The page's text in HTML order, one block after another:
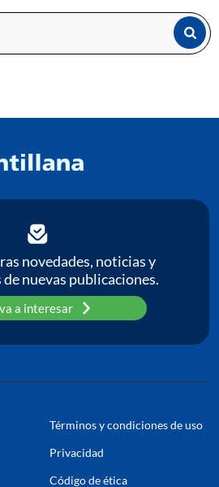
novedades, noticias y
nuevas publicaciones.
a interesar
Términos y condiciones de uso
Privacidad
Código de ética